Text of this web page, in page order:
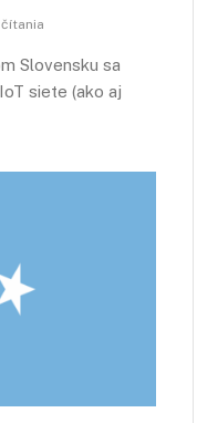
Slovensku sa
siete (ako aj